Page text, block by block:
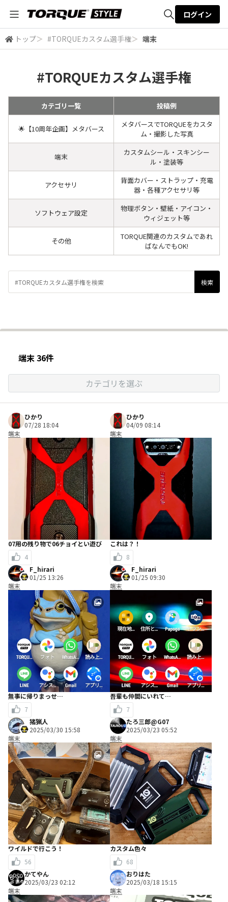
全体検索
ログイン
トップ＞ #TORQUEカスタム選手権＞ 端末
#TORQUEカスタム選手権
カテゴリ一覧 投稿例
🌟【10周年企画】メタバース
メタバースでTORQUEをカスタ
ム・撮影した写真
端末
カスタムシール・スキンシー
ル・塗装等
アクセサリ
背面カバー・ストラップ・充電
器・各種アクセサリ等
ソフトウェア設定
物理ボタン・壁紙・アイコン・
ウィジェット等
その他
TORQUE関連のカスタムであれ
ばなんでもOK!
端末 36件
カテゴリを選ぶ
ひかり
07/28 18:04
端末
07用の残り物で06チョイとい遊び
4
ひかり
04/09 08:14
端末
これは？！
8
F_hirari
01/25 13:26
端末
無事に帰りまっせ…
7
F_hirari
01/25 09:30
端末
吾輩も仲間にいれて…
7
猪猟人
2025/03/30 15:58
端末
ワイルドで行こう！
56
たろ三郎@G07
2025/03/23 05:52
端末
カスタム色々
68
かてやん
2025/03/23 02:12
端末
おりはた
2025/03/18 15:15
端末